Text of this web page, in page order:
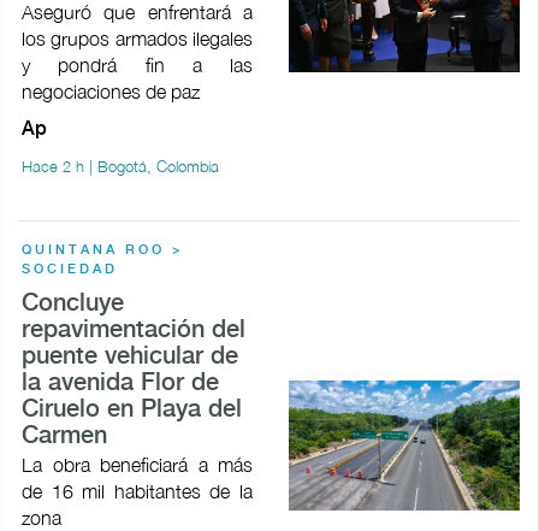
Aseguró que enfrentará a
los grupos armados ilegales
y pondrá fin a las
negociaciones de paz
Ap
Hace 2 h | Bogotá, Colombia
QUINTANA ROO >
SOCIEDAD
Concluye
repavimentación del
puente vehicular de
la avenida Flor de
Ciruelo en Playa del
Carmen
La obra beneficiará a más
de 16 mil habitantes de la
zona